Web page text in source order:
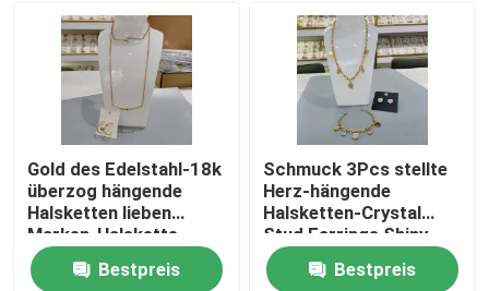
Edelstahl-Goldohrringe
Edelstahl überlagerte Halskette
Goldbergkristall-Armband
Shell Pendant Jewelry
Gold des Edelstahl-18k
überzog hängende
Halsketten lieben
Marken-Halskette
Bestpreis
Schmuck 3Pcs stellte
Herz-hängende
Halsketten-Crystal
Stud Earrings Shiny
Heart-Armband-
Zirkon-Liebe ein
Bestpreis